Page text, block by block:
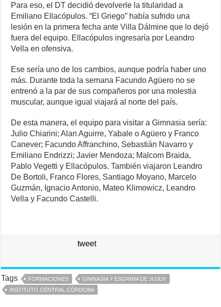
Para eso, el DT decidió devolverle la titularidad a
Emiliano Ellacópulos. “El Griego” había sufrido una
lesión en la primera fecha ante Villa Dálmine que lo dejó
fuera del equipo. Ellacópulos ingresaría por Leandro
Vella en ofensiva.
Ese sería uno de los cambios, aunque podría haber uno
más. Durante toda la semana Facundo Agüero no se
entrenó a la par de sus compañeros por una molestia
muscular, aunque igual viajará al norte del país.
De esta manera, el equipo para visitar a Gimnasia sería:
Julio Chiarini; Alan Aguirre, Yabale o Agüero y Franco
Canever; Facundo Affranchino, Sebastián Navarro y
Emiliano Endrizzi; Javier Mendoza; Malcom Braida,
Pablo Vegetti y Ellacópulos. También viajaron Leandro
De Bortoli, Franco Flores, Santiago Moyano, Marcelo
Guzmán, Ignacio Antonio, Mateo Klimowicz, Leandro
Vella y Facundo Castelli.
tweet
Tags FORMACIONES
GIMNASIA Y ESGRIMA DE JUJUY
INSTITUTO CENTRAL CÓRDOBA